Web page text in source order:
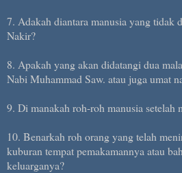
7. Adakah diantara manusia yang tidak
Nakir?
8. Apakah yang akan didatangi dua
Nabi Muhammad Saw. atau juga umat
9. Di manakah roh-roh manusia setelah
10. Benarkah roh orang yang telah
kuburan tempat pemakamannya atau
keluarganya?